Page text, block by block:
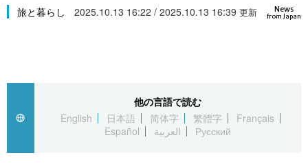
Русский
カテゴリー
経済・ビジネス
国際
トップ
アーカイブ
In-depth
Japan Data
News
from Japan
旅と暮らし 2025.10.13 16:22 / 2025.10.13 16:39 更新
他の言語で読む
English
日本語 简体字 繁體字
Français
Español
العربية Русский